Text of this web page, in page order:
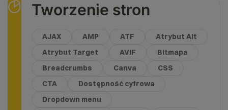
Tworzenie stron
AJAX AMP ATF
Atrybut Alt
Atrybut Target
AVIF
Bitmapa
Breadcrumbs
Canva
CSS
CTA
Dostępność cyfrowa
Dropdown menu